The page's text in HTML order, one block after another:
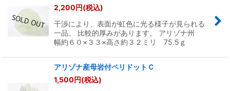
2,200円(税込)
干渉により、表面が虹色に光る様子が見られる
一品。 比較的厚みがあります。 アリゾナ州
幅約６０×３３×高さ約３２ミリ 75.5ｇ
アリゾナ産母岩付ペリドットＣ
1,500円(税込)